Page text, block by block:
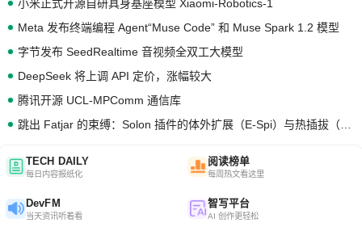
小米正式开源自研具身基座模型 Xiaomi-Robotics-1
Meta 发布终端编程 Agent“Muse Code” 和 Muse Spark 1.2 模型
字节发布 SeedRealtime 音视频全双工大模型
DeepSeek 将上调 API 定价，涨幅较大
腾讯开源 UCL-MPComm 通信库
TECH DAILY
每日内容报纸化
阅读榜单
每周热文看这里
DevFM
当天资讯听着看
智写平台
AI 创作更轻松